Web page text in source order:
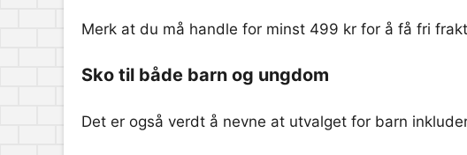
Merk at du må handle for minst 499 kr for å få fri
Sko til både barn og ungdom
Det er også verdt å nevne at utvalget for barn